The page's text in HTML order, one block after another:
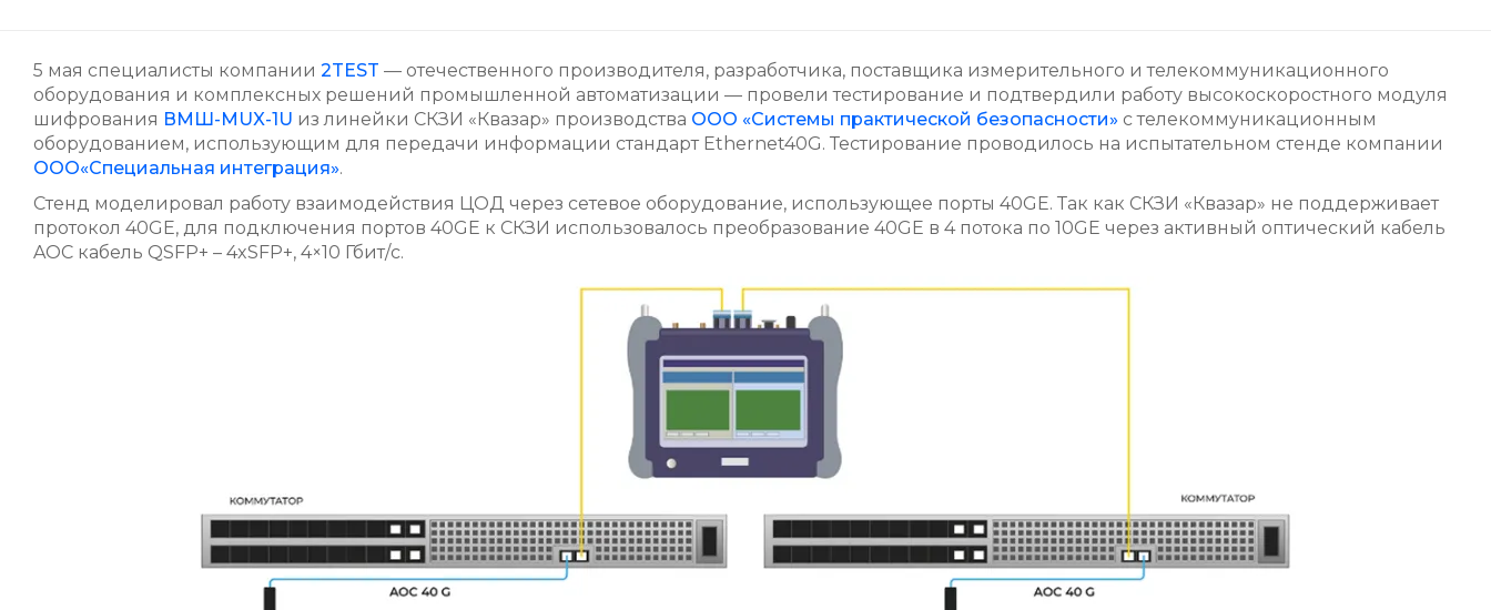
5 мая специалисты компании 2TEST — отечественного производителя, разработчика, поставщика измерительного и телекоммуникационного
оборудования и комплексных решений промышленной автоматизации — провели тестирование и подтвердили работу высокоскоростного модуля
шифрования ВМШ-MUX-1U из линейки СКЗИ «Квазар» производства ООО «Системы практической безопасности» с телекоммуникационным
оборудованием, использующим для передачи информации стандарт Ethernet40G. Тестирование проводилось на испытательном стенде компании
ООО«Специальная интеграция».
Стенд моделировал работу взаимодействия ЦОД через сетевое оборудование, использующее порты 40GE. Так как СКЗИ «Квазар» не поддерживает
протокол 40GE, для подключения портов 40GE к СКЗИ использовалось преобразование 40GE в 4 потока по 10GE через активный оптический кабель
AOC кабель QSFP+ – 4xSFP+, 4×10 Гбит/с.